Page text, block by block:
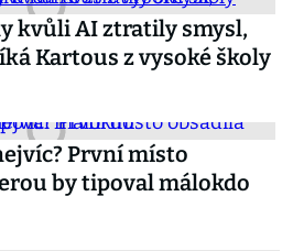
kvůli AI ztratily smysl,
Kartous z vysoké školy
První místo
by tipoval málokdo